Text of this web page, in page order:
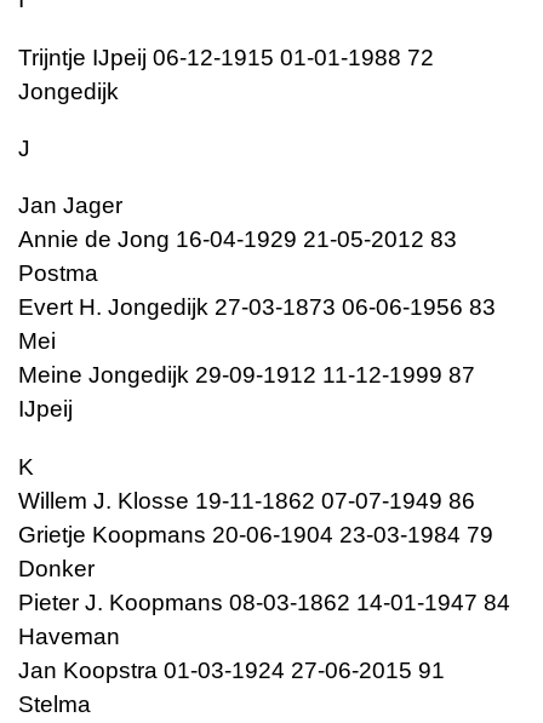
Trijntje IJpeij 06-12-1915 01-01-1988 72
Jongedijk
J
Jan Jager
Annie de Jong 16-04-1929 21-05-2012 83
Postma
Evert H. Jongedijk 27-03-1873 06-06-1956 83
Mei
Meine Jongedijk 29-09-1912 11-12-1999 87
IJpeij
K
Willem J. Klosse 19-11-1862 07-07-1949 86
Grietje Koopmans 20-06-1904 23-03-1984 79
Donker
Pieter J. Koopmans 08-03-1862 14-01-1947 84
Haveman
Jan Koopstra 01-03-1924 27-06-2015 91
Stelma